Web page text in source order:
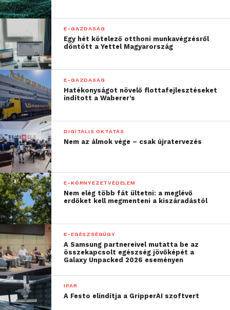
Csoport más vállalatainál lát el további feladatokat.
További friss híreket talál a
Csatlakozzon hozzánk aFacebookonis!
E-GAZDASÁG
Egy hét kötelező otthoni munkavégzésről
döntött a Yettel Magyarország
E-GAZDASÁG
Hatékonyságot növelő flottafejlesztéseket
indított a Waberer’s
DIGITÁLIS OKTATÁS
Nem az álmok vége – csak újratervezés
E-KÖRNYEZETVÉDELEM
Nem elég több fát ültetni: a meglévő
erdőket kell megmenteni a kiszáradástól
E-EGÉSZSÉGÜGY
A Samsung partnereivel mutatta be az
összekapcsolt egészség jövőképét a
Galaxy Unpacked 2026 eseményen
IPAR
A Festo elindítja a GripperAI szoftvert